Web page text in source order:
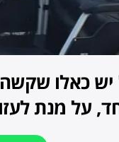
כאלו שקשה
על מנת